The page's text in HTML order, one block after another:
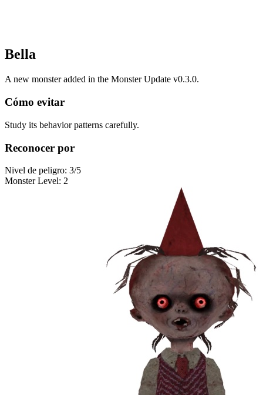
Bella
A new monster added in the Monster Update v0.3.0.
Cómo evitar
Study its behavior patterns carefully.
Reconocer por
Nivel de peligro: 3/5
Monster Level: 2